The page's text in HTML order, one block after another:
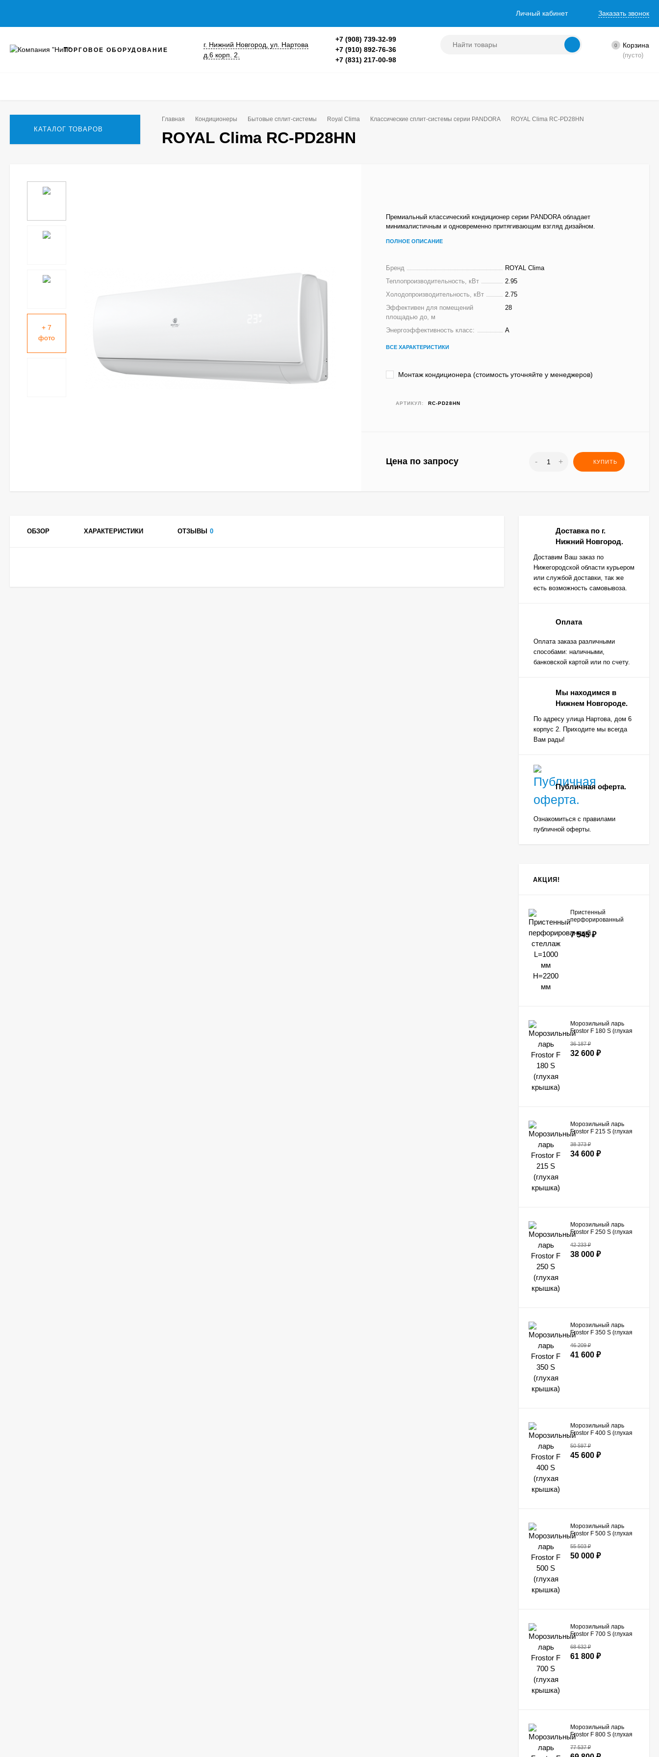
Личный кабинет Заказать звонок
ТОРГОВОЕ ОБОРУДОВАНИЕ
г. Нижний Новгород, ул. Нартова
д.6 корп. 2.
+7 (908) 739-32-99
+7 (910) 892-76-36
+7 (831) 217-00-98
0 Корзина
(пусто)
КАТАЛОГ ТОВАРОВ
Главная Кондиционеры Бытовые сплит-системы Royal Clima Классические сплит-системы серии PANDORA ROYAL Clima RC-PD28HN
ROYAL Clima RC-PD28HN
+ 7
фото
Премиальный классический кондиционер серии PANDORA обладает
минималистичным и одновременно притягивающим взгляд дизайном.
ПОЛНОЕ ОПИСАНИЕ
Бренд
ROYAL Clima
Теплопроизводительность, кВт
2.95
Холодопроизводительность, кВт
2.75
Эффективен для помещений
площадью до, м
28
Энергоэффективность класс: A
ВСЕ ХАРАКТЕРИСТИКИ
Монтаж кондиционера (стоимость уточняйте у менеджеров)
АРТИКУЛ: RC-PD28HN
Цена по запросу - + КУПИТЬ
ОБЗОР ХАРАКТЕРИСТИКИ ОТЗЫВЫ 0
Доставка по г.
Нижний Новгород.
Доставим Ваш заказ по
Нижегородской области курьером
или службой доставки, так же
есть возможность самовывоза.
Оплата
Оплата заказа различными
способами: наличными,
банковской картой или по счету.
Мы находимся в
Нижнем Новгороде.
По адресу улица Нартова, дом 6
корпус 2. Приходите мы всегда
Вам рады!
Публичная оферта.
Ознакомиться с правилами
публичной оферты.
АКЦИЯ!
Пристенный
перфорированный
H=2200 мм
7 545₽
Морозильный ларь
Frostor F 180 S (глухая
крышка)
36 187₽
32 600 ₽
Морозильный ларь
Frostor F 215 S (глухая
крышка)
38 373₽
34 600 ₽
Морозильный ларь
Frostor F 250 S (глухая
крышка)
42 233₽
38 000 ₽
Морозильный ларь
Frostor F 350 S (глухая
крышка)
46 209₽
41 600 ₽
Морозильный ларь
Frostor F 400 S (глухая
крышка)
50 597₽
45 600 ₽
Морозильный ларь
Frostor F 500 S (глухая
крышка)
55 503₽
50 000 ₽
Морозильный ларь
Frostor F 700 S (глухая
крышка)
68 632₽
61 800 ₽
Морозильный ларь
Frostor F 800 S (глухая
крышка)
77 537₽